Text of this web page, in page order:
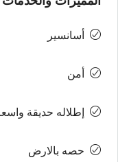
أسانسير
أمن
إطلاله حديقة
حصه بالارض